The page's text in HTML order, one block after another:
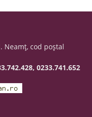
Neamţ, cod poştal
0233.741.652